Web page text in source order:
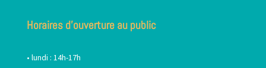
Horaires d’ouverture au public
• lundi : 14h-17h